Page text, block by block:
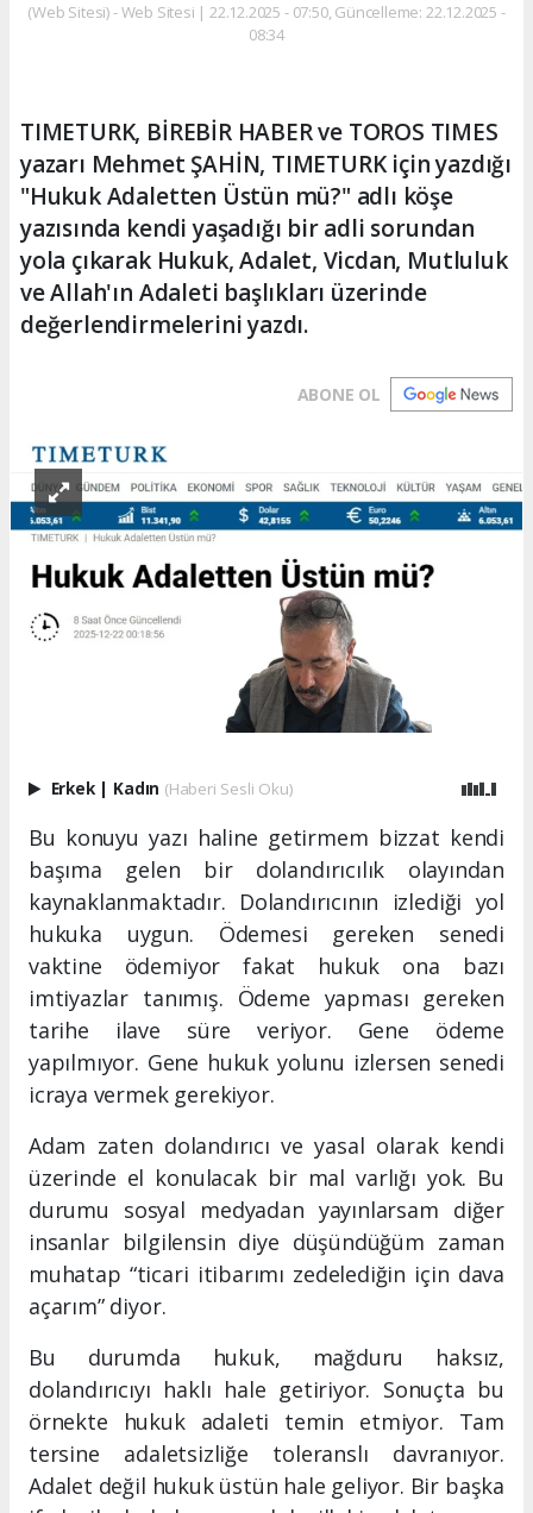
(Web Sitesi) - Web Sitesi | 22.12.2025 - 07:50, Güncelleme: 22.12.2025 -
08:34
TIMETURK, BİREBİR HABER ve TOROS TIMES
yazarı Mehmet ŞAHİN, TIMETURK için yazdığı
"Hukuk Adaletten Üstün mü?" adlı köşe
yazısında kendi yaşadığı bir adli sorundan
yola çıkarak Hukuk, Adalet, Vicdan, Mutluluk
ve Allah'ın Adaleti başlıkları üzerinde
değerlendirmelerini yazdı.
ABONE OL
Erkek | Kadın (Haberi Sesli Oku)
Bu konuyu yazı haline getirmem bizzat kendi
başıma gelen bir dolandırıcılık olayından
kaynaklanmaktadır. Dolandırıcının izlediği yol
hukuka uygun. Ödemesi gereken senedi
vaktine ödemiyor fakat hukuk ona bazı
imtiyazlar tanımış. Ödeme yapması gereken
tarihe ilave süre veriyor. Gene ödeme
yapılmıyor. Gene hukuk yolunu izlersen senedi
icraya vermek gerekiyor.
Adam zaten dolandırıcı ve yasal olarak kendi
üzerinde el konulacak bir mal varlığı yok. Bu
durumu sosyal medyadan yayınlarsam diğer
insanlar bilgilensin diye düşündüğüm zaman
muhatap “ticari itibarımı zedelediğin için dava
açarım” diyor.
Bu durumda hukuk, mağduru haksız,
dolandırıcıyı haklı hale getiriyor. Sonuçta bu
örnekte hukuk adaleti temin etmiyor. Tam
tersine adaletsizliğe toleranslı davranıyor.
Adalet değil hukuk üstün hale geliyor. Bir başka